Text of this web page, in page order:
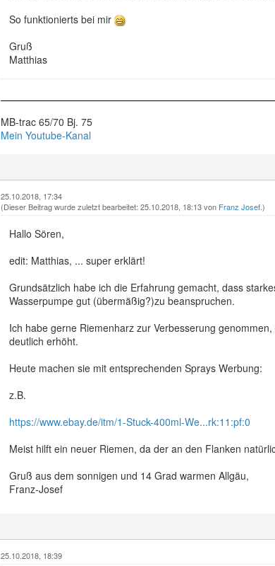
So funktionierts bei mir
Gruß
Matthias
MB-trac 65/70 Bj. 75
Mein Youtube-Kanal
25.10.2018, 17:34
(Dieser Beitrag wurde zuletzt bearbeitet: 25.10.2018, 18:13 von Franz Josef.)
Hallo Sören,
edit: Matthias, ... super erklärt!
Grundsätzlich habe ich die Erfahrung gemacht, dass
Wasserpumpe gut (übermäßig?)zu beanspruchen.
Ich habe gerne Riemenharz zur Verbesserung
deutlich erhöht.
Heute machen sie mit entsprechenden Sprays Werbung:
z.B.
https://www.ebay.de/itm/1-Stuck-400ml-We...rk:11:pf:0
Meist hilft ein neuer Riemen, da der an den Flanken
Gruß aus dem sonnigen und 14 Grad warmen Allgäu,
Franz-Josef
25.10.2018, 18:39